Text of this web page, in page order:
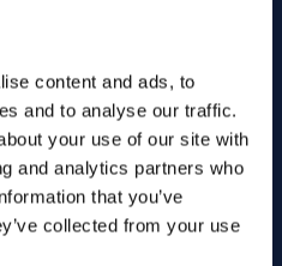
content and ads, to
and to analyse our traffic.
your use of our site with
and analytics partners who
that you’ve
collected from your use